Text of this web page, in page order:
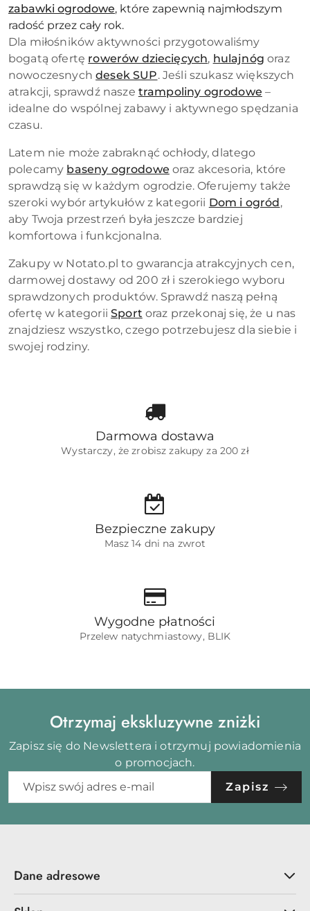
zabawki ogrodowe, które zapewnią najmłodszym
radość przez cały rok.
Dla miłośników aktywności przygotowaliśmy
bogatą ofertę rowerów dziecięcych, hulajnóg oraz
nowoczesnychdesek SUP. Jeśli szukasz większych
atrakcji, sprawdź nasze trampoliny ogrodowe –
idealne do wspólnej zabawy i aktywnego spędzania
czasu.
Latem nie może zabraknąć ochłody, dlatego
polecamy baseny ogrodowe oraz akcesoria, które
sprawdzą się w każdym ogrodzie. Oferujemy także
szeroki wybór artykułów z kategorii Dom i ogród ,
aby Twoja przestrzeń była jeszcze bardziej
komfortowa i funkcjonalna.
Zakupy w Notato.pl to gwarancja atrakcyjnych cen,
darmowej dostawy od 200 zł i szerokiego wyboru
sprawdzonych produktów. Sprawdź naszą pełną
ofertę w kategoriiSport oraz przekonaj się, że u nas
znajdziesz wszystko, czego potrzebujesz dla siebie i
swojej rodziny.
Darmowa dostawa
Wystarczy, że zrobisz zakupy za 200 zł
Bezpieczne zakupy
Masz 14 dni na zwrot
Wygodne płatności
Przelew natychmiastowy, BLIK
Otrzymaj ekskluzywne zniżki
Zapisz się do Newslettera i otrzymuj powiadomienia
o promocjach.
Zapisz
Dane adresowe